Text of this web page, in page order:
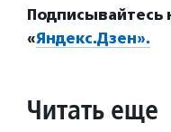
Подписывайтесь
«Яндекс.Дзен».
Читать еще